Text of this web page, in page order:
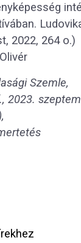
2022, 264 o.)
Szemle,
2023.